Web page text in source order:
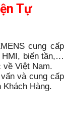
Tự
cung cấp
HMI, biến tần,…
Việt Nam.
và cung cấp
Hàng.